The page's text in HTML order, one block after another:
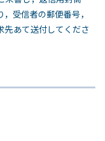
受信者の郵便番号，
先あて送付してくださ